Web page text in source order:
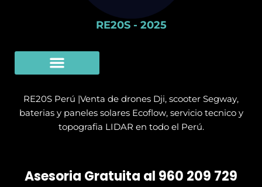
RE20S - 2025
RE20S Perú |Venta de drones Dji, scooter Segway,
baterias y paneles solares Ecoflow, servicio tecnico y
topografia LIDAR en todo el Perú.
Asesoria Gratuita al 960 209 729